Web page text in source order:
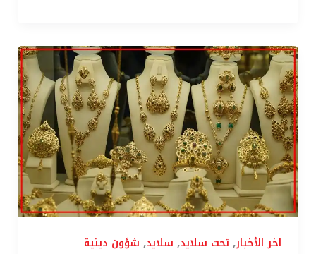
اخر الأخبار,تحت سلايد, سلايد, شؤون دينية
صدمة
في
الأسواق:
الذهب
يتراجع
بقوة
مع
ارتفاع
النفط
والتضخم